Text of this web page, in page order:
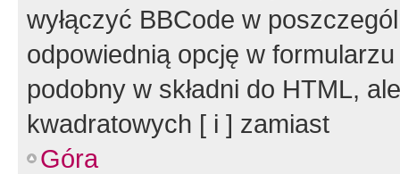
wyłączyć BBCode w
odpowiednią opcję w
podobny w składni do HTML,
kwadratowych [ i ] zamiast
Góra